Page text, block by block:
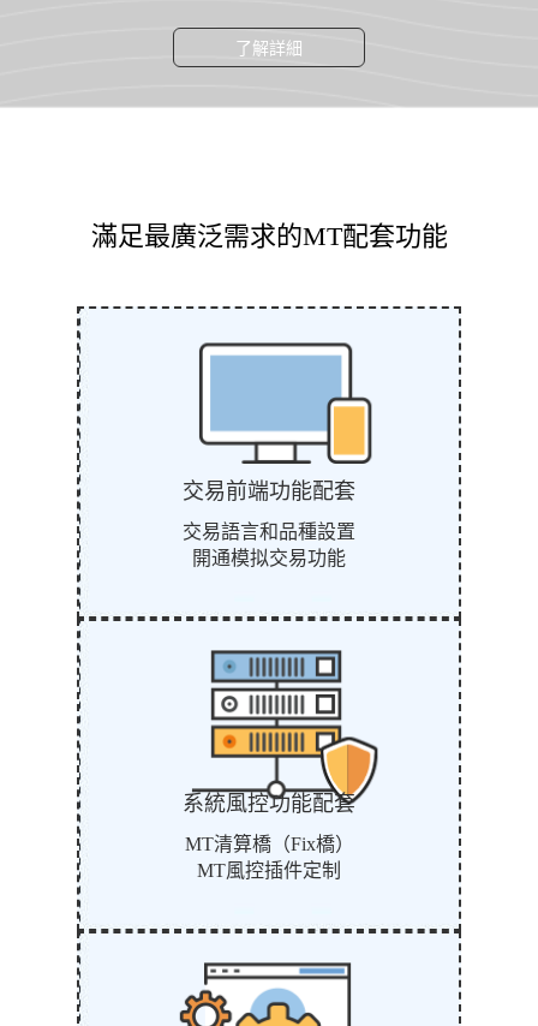
了解詳細
滿足最廣泛需求的MT配套功能
交易前端功能配套
交易語言和品種設置
開通模拟交易功能
系統風控功能配套
MT清算橋（Fix橋）
MT風控插件定制